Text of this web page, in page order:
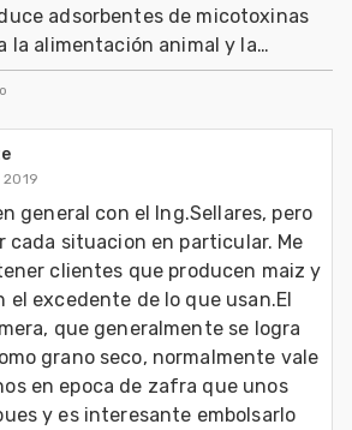
adsorbentes de micotoxinas
la alimentación animal y la
orgánica mundial
general con el Ing.Sellares, pero
cada situacion en particular. Me
clientes que producen maiz y
el excedente de lo que usan.El
que generalmente se logra
grano seco, normalmente vale
en epoca de zafra que unos
y es interesante embolsarlo